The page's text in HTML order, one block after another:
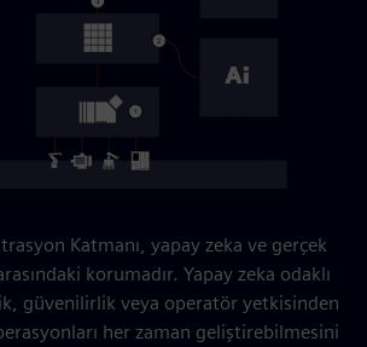
Katmanı, yapay zeka ve gerçek
korumadır. Yapay zeka odaklı
güvenilirlik veya operatör yetkisinden
her zaman geliştirebilmesini